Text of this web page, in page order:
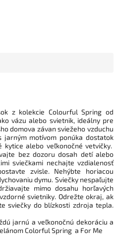
z kolekcie Colourful Spring od
vázu alebo svietnik, ideálny pre
domova závan sviežeho vzduchu
motívom ponúka dostatok
alebo veľkonočné vetvičky.
bez dozoru dosah detí alebo
sviečkami nechajte vzdialenosť
zvisle. Nehýbte horiacou
dymu. Sviečky nespaľujte
mimo dosahu horľavých
svietniky. Odrežte okraj, ak
sviečky do blízkosti zdroja tepla.
jarnú a veľkonočnú dekoráciu a
Colorful Spring a For Me